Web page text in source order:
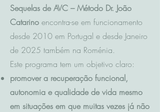
Sequelas de AVC – Método Dr. João
Catarino encontra-se em funcionamento
desde 2010 em Portugal e desde Janeiro
de 2025 também na Roménia.
Este programa tem um objetivo claro:
promover a recuperação funcional,
autonomia e qualidade de vida mesmo
em situações em que muitas vezes já não